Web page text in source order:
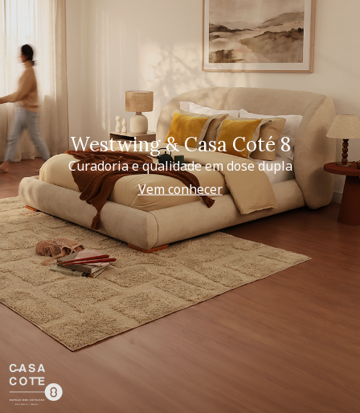
Westwing & Casa Coté 8
Curadoria e qualidade em dose dupla
Vem conhecer